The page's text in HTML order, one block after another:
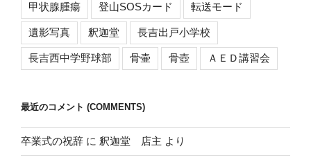
甲状腺腫瘍 登山SOSカード 転送モード
遺影写真 釈迦堂 長吉出戸小学校
長吉西中学野球部 骨壷 骨壺 ＡＥＤ講習会
最近のコメント (COMMENTS)
卒業式の祝辞 に 釈迦堂 店主 より